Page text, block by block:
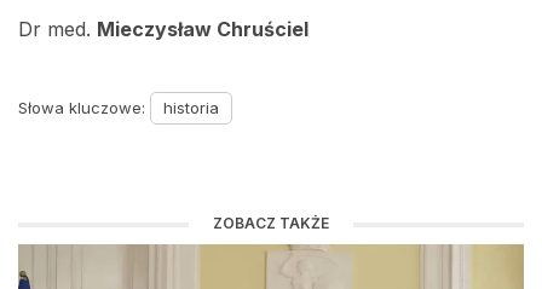
Dr med. Mieczysław Chruściel
Słowa kluczowe: historia
ZOBACZ TAKŻE